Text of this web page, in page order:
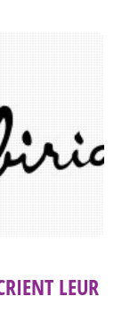
LEUR